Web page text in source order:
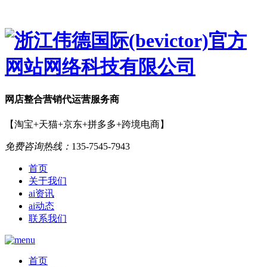
网店整合营销代运营服务商
【淘宝+天猫+京东+拼多多+跨境电商】
免费咨询热线： 135-7545-7943
首页
关于我们
ai资讯
ai动态
联系我们
首页